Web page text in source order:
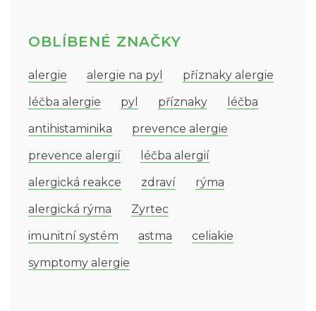
OBLÍBENÉ ZNAČKY
alergie alergie na pyl
příznaky alergie
léčba alergie
pyl příznaky
léčba
antihistaminika
prevence alergie
prevence alergií
léčba alergií
alergická reakce
zdraví
rýma
alergická rýma
Zyrtec
imunitní systém
astma
celiakie
symptomy alergie